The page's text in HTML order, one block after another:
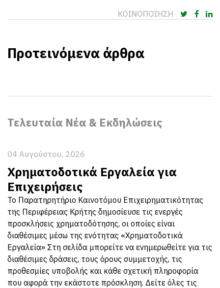
ΚΟΙΝΟΠΟΙΗΣΗ
Προτεινόμενα άρθρα
Τελευταία Νέα & Εκδηλώσεις
04 Αυγούστου, 2026
Χρηματοδοτικά Εργαλεία για
Επιχειρήσεις
Το Παρατηρητήριο Καινοτόμου Επιχειρηματικότητας
της Περιφέρειας Κρήτης δημοσίευσε τις ενεργές
προσκλήσεις χρηματοδότησης, οι οποίες είναι
διαθέσιμες μέσω της ενότητας «Χρηματοδοτικά
Εργαλεία» Στη σελίδα μπορείτε να ενημερωθείτε για τις
διαθέσιμες δράσεις, τους όρους συμμετοχής, τις
προθεσμίες υποβολής και κάθε σχετική πληροφορία
που αφορά την εκάστοτε πρόσκληση. Δείτε όλες τις